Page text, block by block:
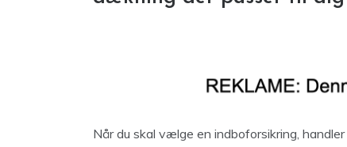
Når du skal vælge en indboforsikring,